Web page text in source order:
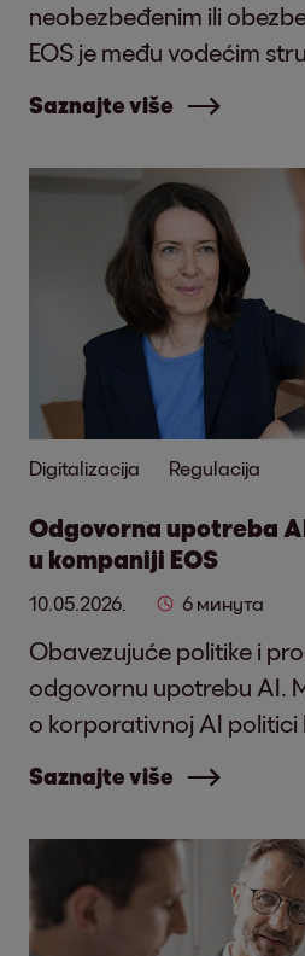
neobezbeđenim ili
EOS je među vodećim
Saznajte više
Digitalizacija Regulacija
Odgovorna upotreba
u kompaniji EOS
10.05.2026. 6 минута
Obavezujuće politike i
odgovornu upotrebu AI.
o korporativnoj AI politici
Saznajte više